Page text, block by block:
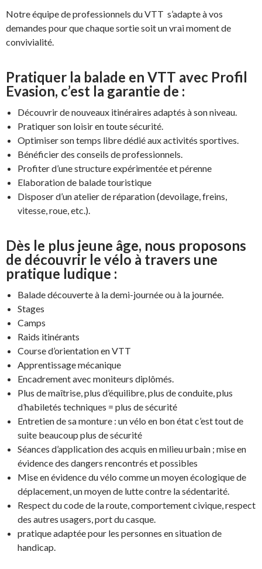
Notre équipe de professionnels du VTT s’adapte à vos
demandes pour que chaque sortie soit un vrai moment de
convivialité.
Pratiquer la balade en VTT avec Profil
Evasion, c’est la garantie de :
Découvrir de nouveaux itinéraires adaptés à son niveau.
Pratiquer son loisir en toute sécurité.
Optimiser son temps libre dédié aux activités sportives.
Bénéficier des conseils de professionnels.
Profiter d’une structure expérimentée et pérenne
Elaboration de balade touristique
Disposer d’un atelier de réparation (devoilage, freins,
vitesse, roue, etc.).
Dès le plus jeune âge, nous proposons
de découvrir le vélo à travers une
pratique ludique :
Balade découverte à la demi-journée ou à la journée.
Stages
Camps
Raids itinérants
Course d’orientation en VTT
Apprentissage mécanique
Encadrement avec moniteurs diplômés.
Plus de maîtrise, plus d’équilibre, plus de conduite, plus
d’habiletés techniques = plus de sécurité
Entretien de sa monture : un vélo en bon état c’est tout de
suite beaucoup plus de sécurité
Séances d’application des acquis en milieu urbain ; mise en
évidence des dangers rencontrés et possibles
Mise en évidence du vélo comme un moyen écologique de
déplacement, un moyen de lutte contre la sédentarité.
Respect du code de la route, comportement civique, respect
des autres usagers, port du casque.
pratique adaptée pour les personnes en situation de
handicap.